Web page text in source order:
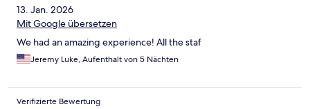
13. Jan. 2026
Mit Google übersetzen
We had an amazing experience! All the staf
Jeremy Luke, Aufenthalt von 5 Nächten
Verifizierte Bewertung